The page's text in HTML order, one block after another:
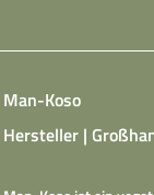
Man-Koso
Hersteller |